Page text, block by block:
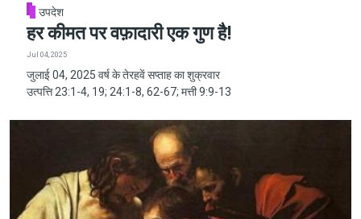
उपदेश
हर कीमत पर वफ़ादारी एक गुण है!
Jul 04, 2025
जुलाई 04, 2025 वर्ष के तेरहवें सप्ताह का शुक्रवार
उत्पत्ति 23:1-4, 19; 24:1-8, 62-67; मत्ती 9:9-13